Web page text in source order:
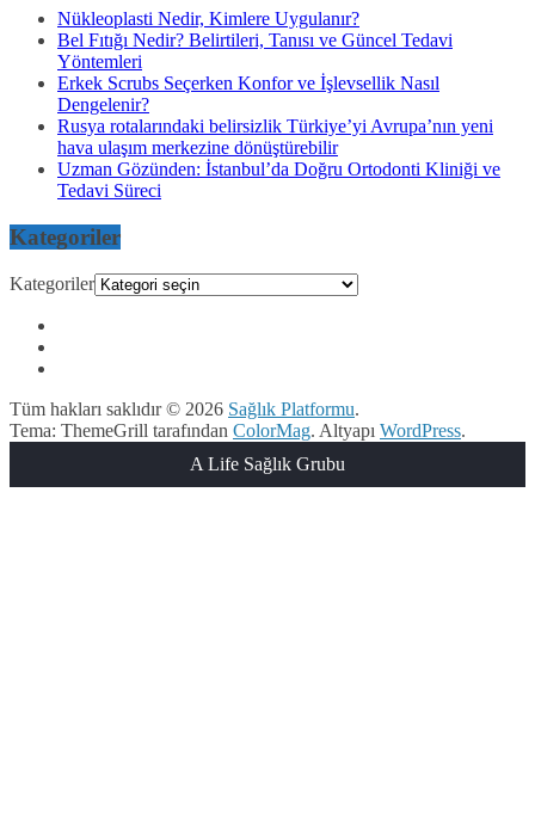
Nükleoplasti Nedir, Kimlere Uygulanır?
Bel Fıtığı Nedir? Belirtileri, Tanısı ve Güncel Tedavi
Yöntemleri
Erkek Scrubs Seçerken Konfor ve İşlevsellik Nasıl
Dengelenir?
Rusya rotalarındaki belirsizlik Türkiye’yi Avrupa’nın yeni
hava ulaşım merkezine dönüştürebilir
Uzman Gözünden: İstanbul’da Doğru Ortodonti Kliniği ve
Tedavi Süreci
Kategoriler
Kategoriler
Tüm hakları saklıdır © 2026 Sağlık Platformu.
Tema: ThemeGrill tarafından ColorMag. Altyapı WordPress.
A Life Sağlık Grubu